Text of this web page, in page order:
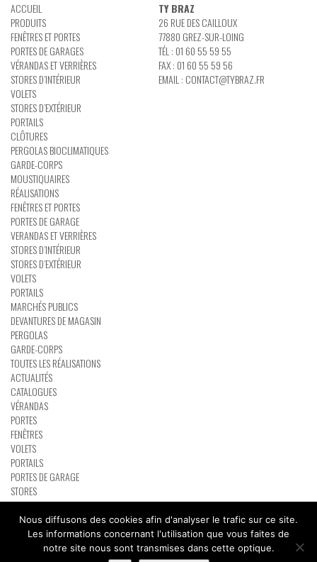
ACCUEIL
PRODUITS
FENÊTRES ET PORTES
PORTES DE GARAGES
VÉRANDAS ET VERRIÈRES
STORES D’INTÉRIEUR
VOLETS
STORES D’EXTÉRIEUR
PORTAILS
CLÔTURES
PERGOLAS BIOCLIMATIQUES
GARDE-CORPS
MOUSTIQUAIRES
RÉALISATIONS
FENÊTRES ET PORTES
PORTES DE GARAGE
VERANDAS ET VERRIÈRES
STORES D’INTÉRIEUR
STORES D’EXTÉRIEUR
VOLETS
PORTAILS
MARCHÉS PUBLICS
DEVANTURES DE MAGASIN
PERGOLAS
GARDE-CORPS
TOUTES LES RÉALISATIONS
ACTUALITÉS
CATALOGUES
VÉRANDAS
PORTES
FENÊTRES
VOLETS
PORTAILS
PORTES DE GARAGE
STORES
PERGOLAS
RÉSEAU PARTENAIRE BATIMAN
CONTACT
TY BRAZ
26 RUE DES CAILLOUX
77880 GREZ-SUR-LOING
TÉL : 01 60 55 59 55
FAX : 01 60 55 59 56
EMAIL : CONTACT@TYBRAZ.FR
Nous diffusons des cookies afin d'analyser le trafic sur ce site.
Les informations concernant l'utilisation que vous faites de
notre site nous sont transmises dans cette optique.